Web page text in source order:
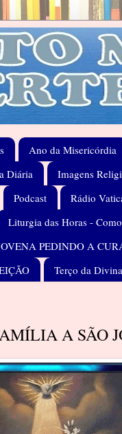
Ano da Misericórdia
Diária Imagens
Podcast Rádio
Liturgia das Horas -
PEDINDO A
Terço da
A SÃO